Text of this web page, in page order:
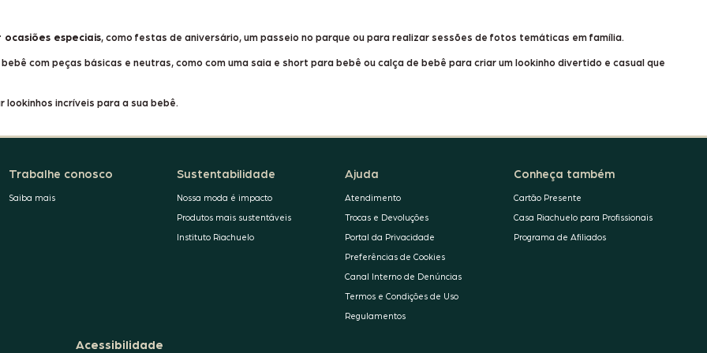
especiais, como festas de aniversário, um passeio no parque ou para realizar sessões de fotos temáticas em família.
com peças básicas e neutras, como com umasaia e short para bebê oucalça de bebê para criar um lookinho divertido e casual que
incríveis para a sua bebê.
Trabalhe conosco
Saiba mais
Sustentabilidade
Nossa moda é impacto
Produtos mais sustentáveis
Instituto Riachuelo
Ajuda
Atendimento
Trocas e Devoluções
Portal da Privacidade
Preferências de Cookies
Canal Interno de Denúncias
Termos e Condições de Uso
Regulamentos
Conheça também
Cartão Presente
Casa Riachuelo para Profissionais
Programa de Afiliados
Acessibilidade